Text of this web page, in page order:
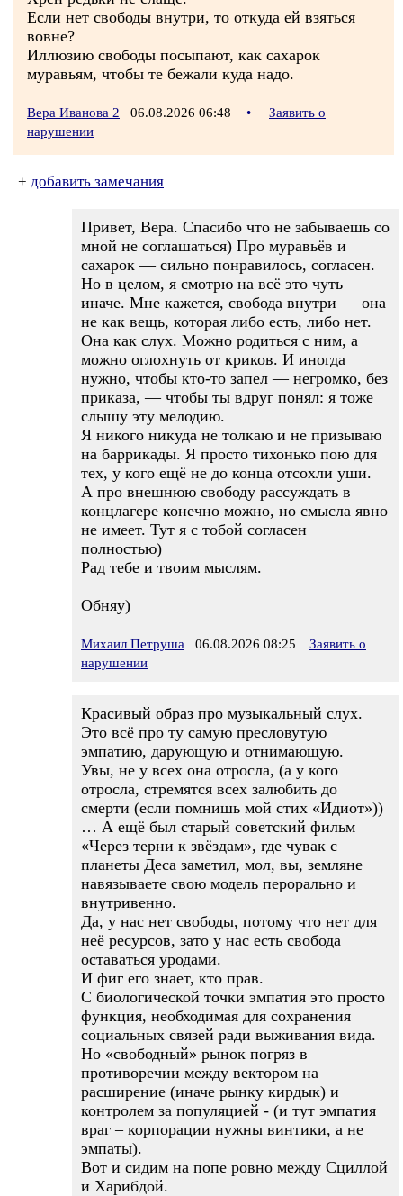
Если нет свободы внутри, то откуда ей взяться
вовне?
Иллюзию свободы посыпают, как сахарок
муравьям, чтобы те бежали куда надо.
Вера Иванова 2 06.08.2026 06:48 •
Заявить о
нарушении
+ добавить замечания
Привет, Вера. Спасибо что не забываешь со
мной не соглашаться) Про муравьёв и
сахарок — сильно понравилось, согласен.
Но в целом, я смотрю на всё это чуть
иначе. Мне кажется, свобода внутри — она
не как вещь, которая либо есть, либо нет.
Она как слух. Можно родиться с ним, а
можно оглохнуть от криков. И иногда
нужно, чтобы кто-то запел — негромко, без
приказа, — чтобы ты вдруг понял: я тоже
слышу эту мелодию.
Я никого никуда не толкаю и не призываю
на баррикады. Я просто тихонько пою для
тех, у кого ещё не до конца отсохли уши.
А про внешнюю свободу рассуждать в
концлагере конечно можно, но смысла явно
не имеет. Тут я с тобой согласен
полностью)
Рад тебе и твоим мыслям.
Обняу)
Михаил Петруша 06.08.2026 08:25
Заявить о
нарушении
Красивый образ про музыкальный слух.
Это всё про ту самую пресловутую
эмпатию, дарующую и отнимающую.
Увы, не у всех она отросла, (а у кого
отросла, стремятся всех залюбить до
смерти (если помнишь мой стих «Идиот»))
… А ещё был старый советский фильм
«Через терни к звёздам», где чувак с
планеты Деса заметил, мол, вы, земляне
навязываете свою модель перорально и
внутривенно.
Да, у нас нет свободы, потому что нет для
неё ресурсов, зато у нас есть свобода
оставаться уродами.
И фиг его знает, кто прав.
С биологической точки эмпатия это просто
функция, необходимая для сохранения
социальных связей ради выживания вида.
Но «свободный» рынок погряз в
противоречии между вектором на
расширение (иначе рынку кирдык) и
контролем за популяцией - (и тут эмпатия
враг – корпорации нужны винтики, а не
эмпаты).
Вот и сидим на попе ровно между Сциллой
и Харибдой.